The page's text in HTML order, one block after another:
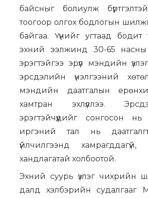
байсныг болиулж
тоогоор олгох бодлогын
байгаа. Үүнийг угтаад бодит
эхний ээлжинд 30-65
эрэгтэйгээ эрүүл мэндийн
эрсдэлийн үнэлгээний
мэндийн даатгалын
хамтран эхлүүллээ.
эрэгтэйчүүдийг сонгосон
иргэний тал нь
үйлчилгээнд
хандлагатай холбоотой.
Эхний суурь үзлэг чихрийн
далд хэлбэрийн судалгааг